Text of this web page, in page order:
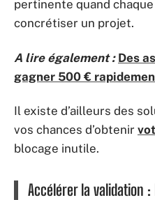
pertinente quand
concrétiser un projet.
A lire également : Des
gagner 500 €
Il existe d’ailleurs des
vos chances d’obtenir
blocage inutile.
Accélérer la validation